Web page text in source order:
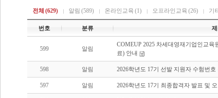
전체 (629) 알림 (589) 온라인교육 (1) 오프라인교육 (26) 기
번호 분류
599 알림
COMEUP 2025 차세대영재기업인교
료) 안내
598 알림 2026학년도 17기 선발 지원자 수험번호
597 알림 2026학년도 17기 최종합격자 발표 및